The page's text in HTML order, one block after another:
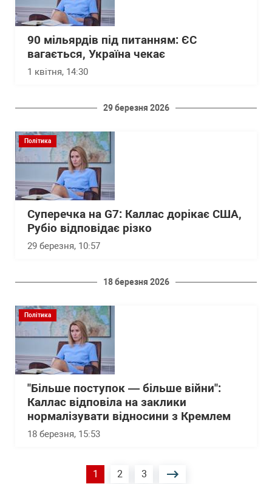
90 мільярдів під питанням: ЄС
вагається, Україна чекає
1 квітня, 14:30
29 березня 2026
Політика
Суперечка на G7: Каллас дорікає США,
Рубіо відповідає різко
29 березня, 10:57
18 березня 2026
Політика
"Більше поступок — більше війни":
Каллас відповіла на заклики
нормалізувати відносини з Кремлем
18 березня, 15:53
Поточна
1 Сторінка
2 Сторінка
3